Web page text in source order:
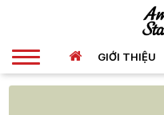
GIỚI THIỆU